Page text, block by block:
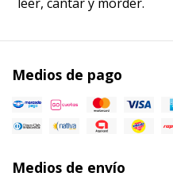
Medios de pago
Medios de envío